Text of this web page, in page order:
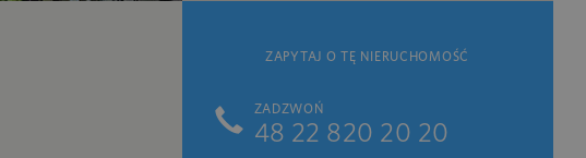
ZAPYTAJ O TĘ NIERUCHOMOŚĆ
ZADZWOŃ
48 22 820 20 20